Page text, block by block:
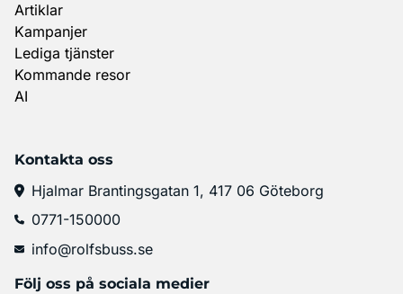
Artiklar
Kampanjer
Lediga tjänster
Kommande resor
AI
Kontakta oss
Hjalmar Brantingsgatan 1, 417 06 Göteborg
0771-150000
info@rolfsbuss.se
Följ oss på sociala medier